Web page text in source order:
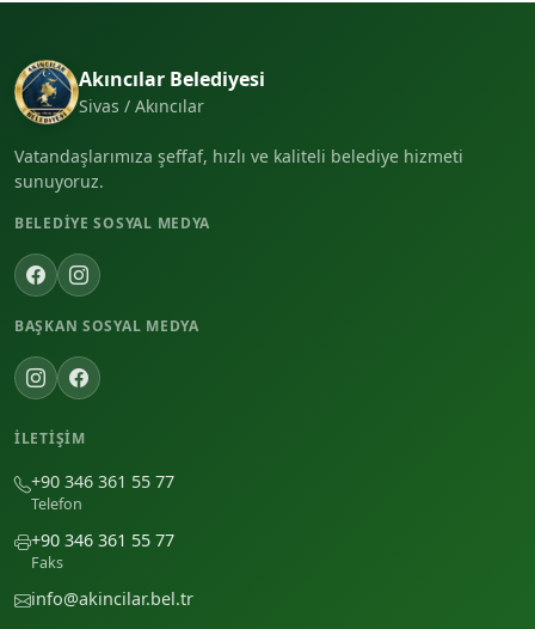
Akıncılar Belediyesi
Sivas / Akıncılar
Vatandaşlarımıza şeffaf, hızlı ve kaliteli belediye hizmeti
sunuyoruz.
BELEDIYE SOSYAL MEDYA
BAŞKAN SOSYAL MEDYA
İLETIŞIM
+90 346 361 55 77
Telefon
+90 346 361 55 77
Faks
info@akincilar.bel.tr